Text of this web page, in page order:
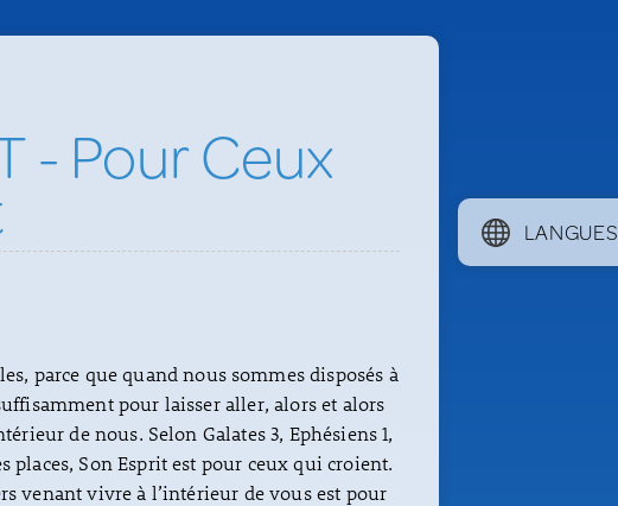
- Pour Ceux
parce que quand nous sommes disposés à
pour laisser aller, alors et alors
de nous. Selon Galates 3, Ephésiens 1,
places, Son Esprit est pour ceux qui croient.
venant vivre à l’intérieur de vous est pour
LANGUES